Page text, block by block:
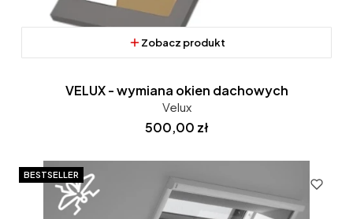
Zobacz produkt
VELUX - wymiana okien dachowych
Velux
Cena
500,00 zł
BESTSELLER